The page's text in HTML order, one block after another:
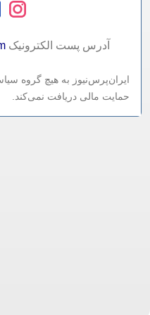
آدرس پست الکترونيک
ایران‌پرس‌نیوز به هیچ گروه
حمایت مالی دریافت نمی‌کند.